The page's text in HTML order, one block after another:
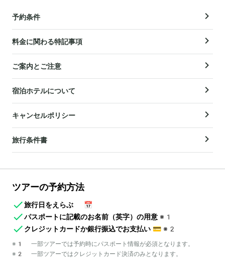
予約条件
料金に関わる特記事項
ご案内とご注意
宿泊ホテルについて
キャンセルポリシー
旅行条件書
ツアーの予約方法
旅行日をえらぶ
📅
パスポートに記載のお名前（英字）の用意 ※1
クレジットカードか銀行振込でお支払い 💳 ※2
※1 一部ツアーでは予約時にパスポート情報が必須となります。
※2 一部ツアーではクレジットカード決済のみとなります。